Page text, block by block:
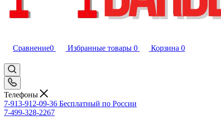
Сравнение0 Избранные товары 0 Корзина 0
Телефоны
7-913-912-09-36 Бесплатный по России
7-499-328-2267